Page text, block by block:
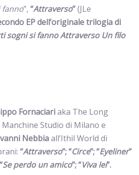
fanno”, “Attraverso”(JLe
EP dell’originale trilogia di
sogni si fanno Attraverso Un filo
Fornaciariaka The Long
Studio di Milano e
Nebbiaall’Ithil World di
“Attraverso”; “Circe”; “Eyeliner”
“Se perdo un amico”; “Viva lei”.